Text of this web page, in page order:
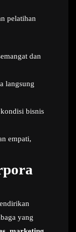
pelatihan
dan
langsung
bisnis
empati,
yang